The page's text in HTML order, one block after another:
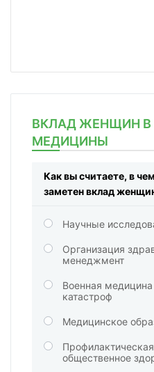
ВКЛАД ЖЕНЩИН В
МЕДИЦИНЫ
Как вы считаете, в
заметен вклад
Научные
Организация
менеджмент
Военная
катастроф
Медицинское
общественное